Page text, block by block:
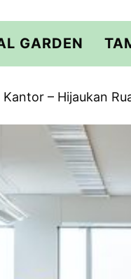
GARDEN
– Hijaukan